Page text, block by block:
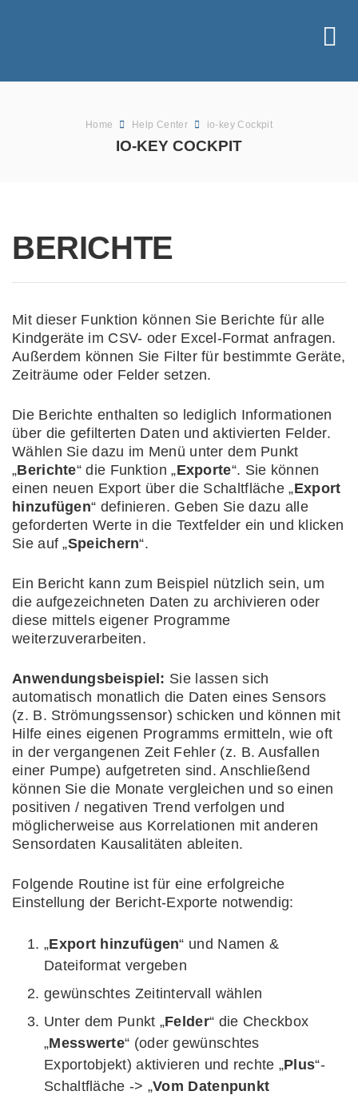
Home Help Center io-key Cockpit
IO-KEY COCKPIT
BERICHTE
Mit dieser Funktion können Sie Berichte für alle
Kindgeräte im CSV- oder Excel-Format anfragen.
Außerdem können Sie Filter für bestimmte Geräte,
Zeiträume oder Felder setzen.
Die Berichte enthalten so lediglich Informationen
über die gefilterten Daten und aktivierten Felder.
Wählen Sie dazu im Menü unter dem Punkt
„Berichte“ die Funktion „Exporte“. Sie können
einen neuen Export über die Schaltfläche „Export
hinzufügen“ definieren. Geben Sie dazu alle
geforderten Werte in die Textfelder ein und klicken
Sie auf „Speichern“.
Ein Bericht kann zum Beispiel nützlich sein, um
die aufgezeichneten Daten zu archivieren oder
diese mittels eigener Programme
weiterzuverarbeiten.
Anwendungsbeispiel: Sie lassen sich
automatisch monatlich die Daten eines Sensors
(z. B. Strömungssensor) schicken und können mit
Hilfe eines eigenen Programms ermitteln, wie oft
in der vergangenen Zeit Fehler (z. B. Ausfallen
einer Pumpe) aufgetreten sind. Anschließend
können Sie die Monate vergleichen und so einen
positiven / negativen Trend verfolgen und
möglicherweise aus Korrelationen mit anderen
Sensordaten Kausalitäten ableiten.
Folgende Routine ist für eine erfolgreiche
Einstellung der Bericht-Exporte notwendig:
„Export hinzufügen“ und Namen &
Dateiformat vergeben
gewünschtes Zeitintervall wählen
Unter dem Punkt „Felder“ die Checkbox
„Messwerte“ (oder gewünschtes
Exportobjekt) aktivieren und rechte „Plus“-
Schaltfläche -> „Vom Datenpunkt